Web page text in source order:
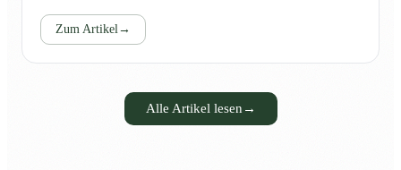
Zum Artikel→
Alle Artikel lesen →